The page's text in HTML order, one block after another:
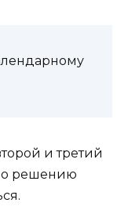
и третий
решению